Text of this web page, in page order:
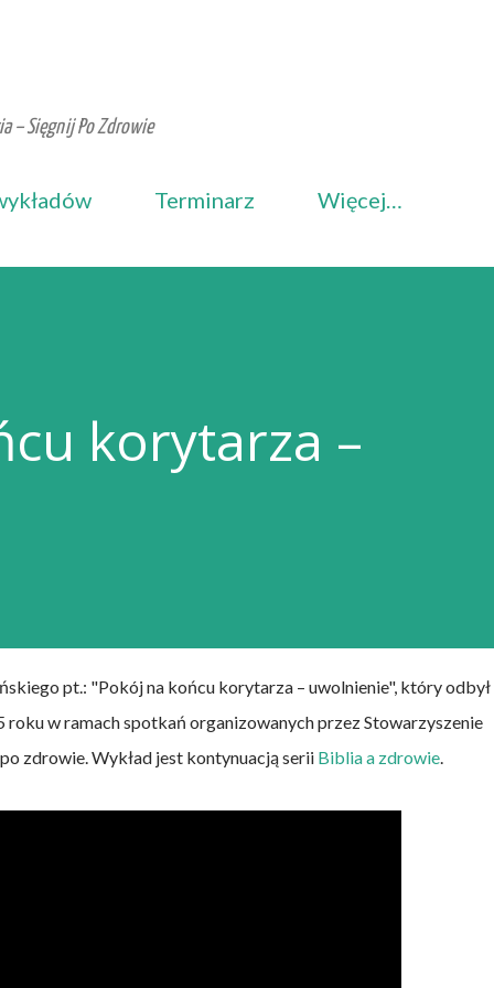
– Sięgnij Po Zdrowie
Terminarz Więcej…
korytarza –
pt.: "Pokój na końcu korytarza – uwolnienie", który odbył
roku w ramach spotkań organizowanych przez Stowarzyszenie
zdrowie. Wykład jest kontynuacją serii Biblia a zdrowie.